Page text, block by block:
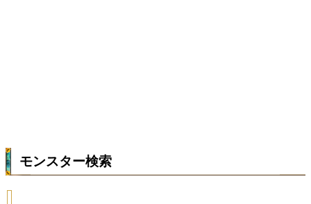
モンスター検索